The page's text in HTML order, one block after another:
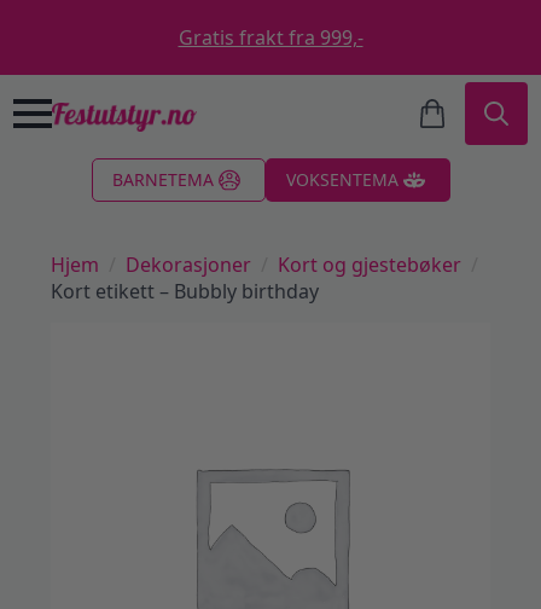
Gratis frakt fra 999,-
BARNETEMA VOKSENTEMA
Hjem Dekorasjoner
Kort og gjestebøker
Kort etikett – Bubbly birthday